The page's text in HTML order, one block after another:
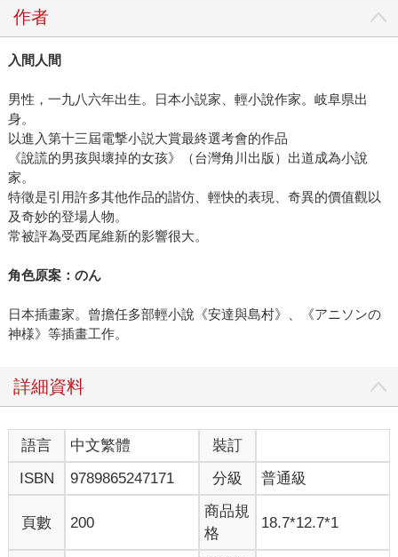
作者
入間人間
男性，一九八六年出生。日本小説家、輕小說作家。岐阜県出
身。
以進入第十三屆電撃小説大賞最終選考會的作品
《說謊的男孩與壞掉的女孩》（台灣角川出版）出道成為小說
家。
特徵是引用許多其他作品的諧仿、輕快的表現、奇異的價值觀以
及奇妙的登場人物。
常被評為受西尾維新的影響很大。
角色原案：のん
日本插畫家。曾擔任多部輕小說《安達與島村》、《アニソンの
神様》等插畫工作。
詳細資料
語言 中文繁體
裝訂
ISBN
9789865247171 分級 普通級
頁數 200
商品規
格
18.7*12.7*1